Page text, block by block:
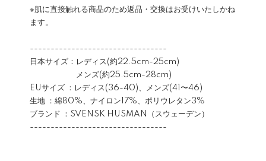
※肌に直接触れる商品のため返品・交換はお受けいたしかね
ます。
---------------------------------
日本サイズ：レディス(約22.5cm-25cm)
メンズ(約25.5cm-28cm)
EUサイズ ：レディス(36-40)、メンズ(41〜46)
生地 ：綿80%、ナイロン17%、ポリウレタン3%
ブランド ：SVENSK HUSMAN（スウェーデン）
---------------------------------